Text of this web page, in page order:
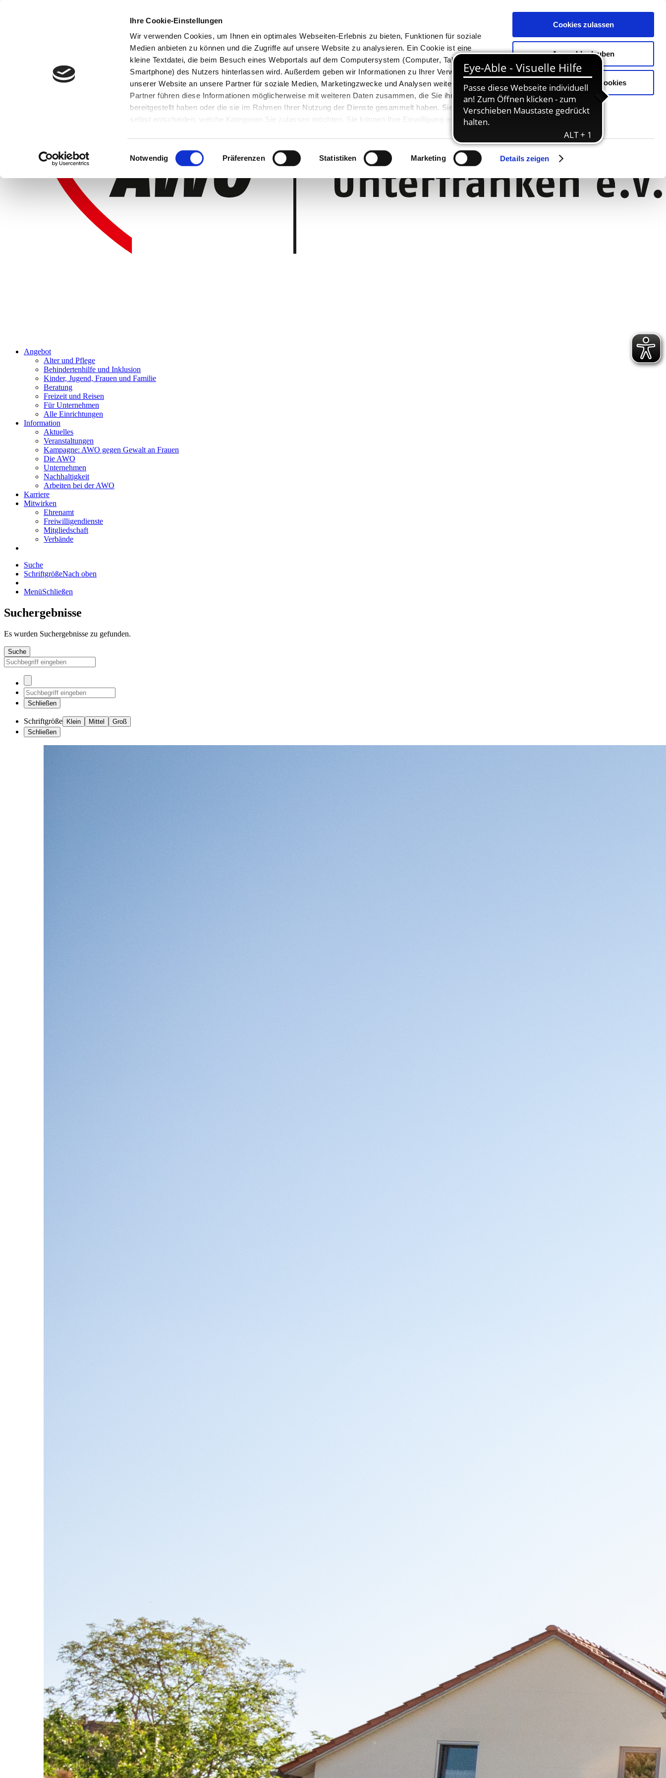
Ihre Cookie-Einstellungen
Wir verwenden Cookies, um Ihnen ein optimales Webseiten-Erlebnis zu bieten, Funktionen für soziale
Medien anbieten zu können und die Zugriffe auf unsere Website zu analysieren. Ein Cookie ist eine
kleine Textdatei, die beim Besuch eines Webportals auf dem Computersystem (Computer, Tablet oder
Smartphone) des Nutzers hinterlassen wird. Außerdem geben wir Informationen zu Ihrer Verwendung
unserer Website an unsere Partner für soziale Medien, Marketingzwecke und Analysen weiter. Unsere
Partner führen diese Informationen möglicherweise mit weiteren Daten zusammen, die Sie ihnen
bereitgestellt haben oder die sie im Rahmen Ihrer Nutzung der Dienste gesammelt haben. Sie können
selbst entscheiden, welche Kategorien Sie zulassen möchten. Sie können Ihre Einwilligung jederzeit
Einwilligungsauswahl
Notwendig Präferenzen Statistiken Marketing Details zeigen
Cookies zulassen
Auswahl erlauben
Nur notwendige Cookies
Angebot
Alter und Pflege
Behindertenhilfe und Inklusion
Kinder, Jugend, Frauen und Familie
Beratung
Freizeit und Reisen
Für Unternehmen
Alle Einrichtungen
Information
Aktuelles
Veranstaltungen
Kampagne: AWO gegen Gewalt an Frauen
Die AWO
Unternehmen
Nachhaltigkeit
Arbeiten bei der AWO
Karriere
Mitwirken
Ehrenamt
Freiwilligendienste
Mitgliedschaft
Verbände
Suche
SchriftgrößeNach oben
MenüSchließen
Suchergebnisse
Es wurden Suchergebnisse zu gefunden.
Suche
Schließen
Schriftgröße Klein Mittel
Groß
Schließen